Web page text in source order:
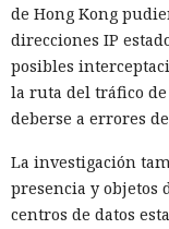
de Hong Kong
direcciones IP
posibles
la ruta del tráfico
deberse a errores
La investigación
presencia y objetos
centros de datos